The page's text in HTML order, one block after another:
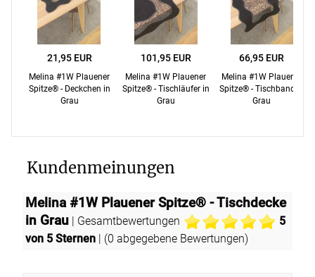
21,95 EUR
Melina #1W Plauener
Spitze® - Deckchen in
Grau
101,95 EUR
Melina #1W Plauener
Spitze® - Tischläufer in
Grau
66,95 EUR
Melina #1W Plauener
Spitze® - Tischband in
Grau
Kundenmeinungen
Melina #1W Plauener Spitze® - Tischdecke
in Grau| Gesamtbewertungen
5
von 5 Sternen
| (0 abgegebene Bewertungen)